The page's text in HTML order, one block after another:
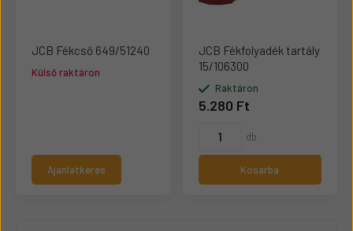
JCB Fékcső 649/51240
Külső raktáron
Ajánlatkérés
JCB Fékfolyadék tartály
15/106300
Raktáron
5.280 Ft
db
Kosárba